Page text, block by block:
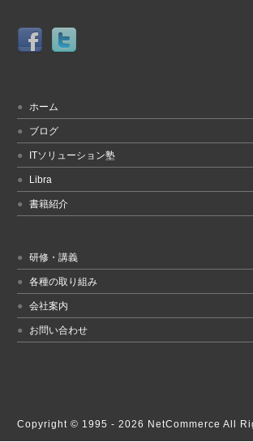
ホーム
ブログ
ITソリューション塾
Libra
書籍紹介
研修・講義
各種の取り組み
会社案内
お問い合わせ
Copyright © 1995 -2026 NetCommerce All